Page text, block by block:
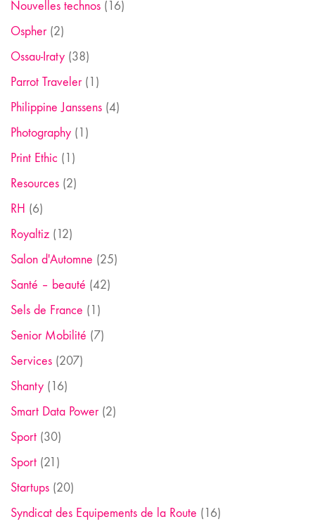
Nouvelles technos (16)
Ospher(2)
Ossau-Iraty (38)
Parrot Traveler(1)
Philippine Janssens (4)
Photography (1)
Print Ethic (1)
Resources (2)
RH (6)
Royaltiz (12)
Salon d'Automne (25)
Santé – beauté (42)
Sels de France (1)
Senior Mobilité (7)
Services (207)
Shanty (16)
Smart Data Power(2)
Sport (30)
Sport (21)
Startups (20)
Syndicat des Equipements de la Route (16)